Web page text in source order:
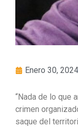
Enero 30, 2024
“Nada de lo que
crimen
saque del